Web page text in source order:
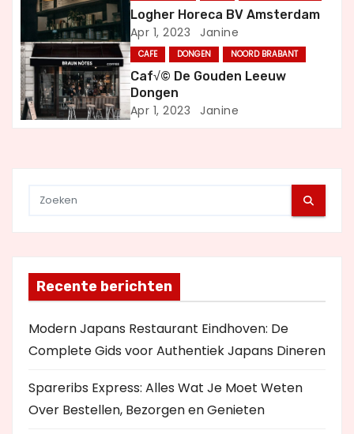
g
a
t
Logher Horeca BV Amsterdam
Apr 1, 2023 Janine
CAFE DONGEN NOORD BRABANT
Caf√© De Gouden Leeuw
Dongen
Apr 1, 2023 Janine
Recente berichten
Modern Japans Restaurant Eindhoven: De
Complete Gids voor Authentiek Japans Dineren
Spareribs Express: Alles Wat Je Moet Weten
Over Bestellen, Bezorgen en Genieten